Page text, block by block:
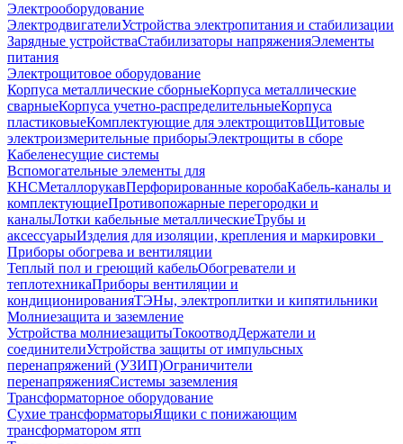
Электрооборудование
ЭлектродвигателиУстройства электропитания и стабилизации
Зарядные устройстваСтабилизаторы напряженияЭлементы
питания
Электрощитовое оборудование
Корпуса металлические сборныеКорпуса металлические
сварныеКорпуса учетно-распределительныеКорпуса
пластиковыеКомплектующие для электрощитовЩитовые
электроизмерительные приборыЭлектрощиты в сборе
Кабеленесущие системы
Вспомогательные элементы для
КНСМеталлорукавПерфорированные коробаКабель-каналы и
комплектующиеПротивопожарные перегородки и
каналыЛотки кабельные металлическиеТрубы и
аксессуарыИзделия для изоляции, крепления и маркировки
Приборы обогрева и вентиляции
Теплый пол и греющий кабельОбогреватели и
теплотехникаПриборы вентиляции и
кондиционированияТЭНы, электроплитки и кипятильники
Молниезащита и заземление
Устройства молниезащитыТокоотводДержатели и
соединителиУстройства защиты от импульсных
перенапряжений (УЗИП)Ограничители
перенапряженияСистемы заземления
Трансформаторное оборудование
Сухие трансформаторыЯщики с понижающим
трансформатором ятп